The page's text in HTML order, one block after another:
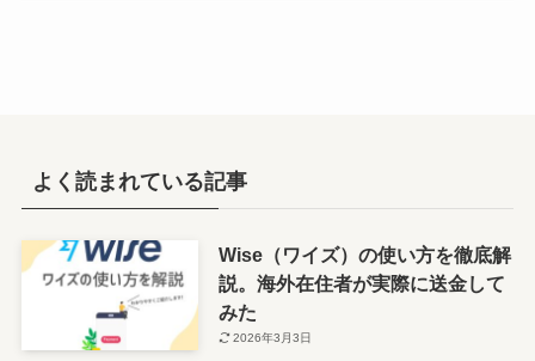
よく読まれている記事
Wise（ワイズ）の使い方を徹底解
説。海外在住者が実際に送金して
みた
2026年3月3日